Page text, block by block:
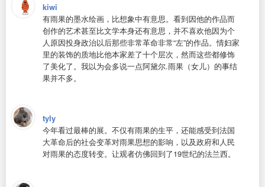
kiwi
有雨果的墨水绘画，比想象中有意思。看到因他的作品而
创作的艺术甚至比文学本身还有意思，并不喜欢他因为个
人原因投身政治以后那些非常革命非常“左”的作品。情妇家
里的装饰的质地比他本家差了十个层次，然而这些都修饰
了美化了。我以为会多说一点阿黛尔.雨果（女儿）的事结
果并不多。
tyly
今年看过最棒的展。不仅有雨果的生平，还能感受到法国
大革命后的社会变革对雨果思想的影响，以及政府和人民
对雨果的态度转变。让观者仿佛回到了19世纪的法兰西。